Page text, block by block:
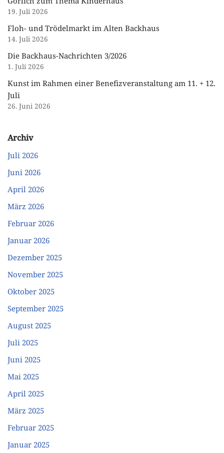
19. Juli 2026
Floh- und Trödelmarkt im Alten Backhaus
14. Juli 2026
Die Backhaus-Nachrichten 3/2026
1. Juli 2026
Kunst im Rahmen einer Benefizveranstaltung am 11. + 12.
Juli
26. Juni 2026
Archiv
Juli 2026
Juni 2026
April 2026
März 2026
Februar 2026
Januar 2026
Dezember 2025
November 2025
Oktober 2025
September 2025
August 2025
Juli 2025
Juni 2025
Mai 2025
April 2025
März 2025
Februar 2025
Januar 2025